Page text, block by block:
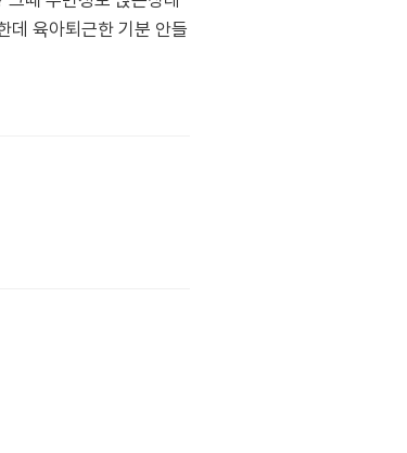
데 육아퇴근한 기분 안들